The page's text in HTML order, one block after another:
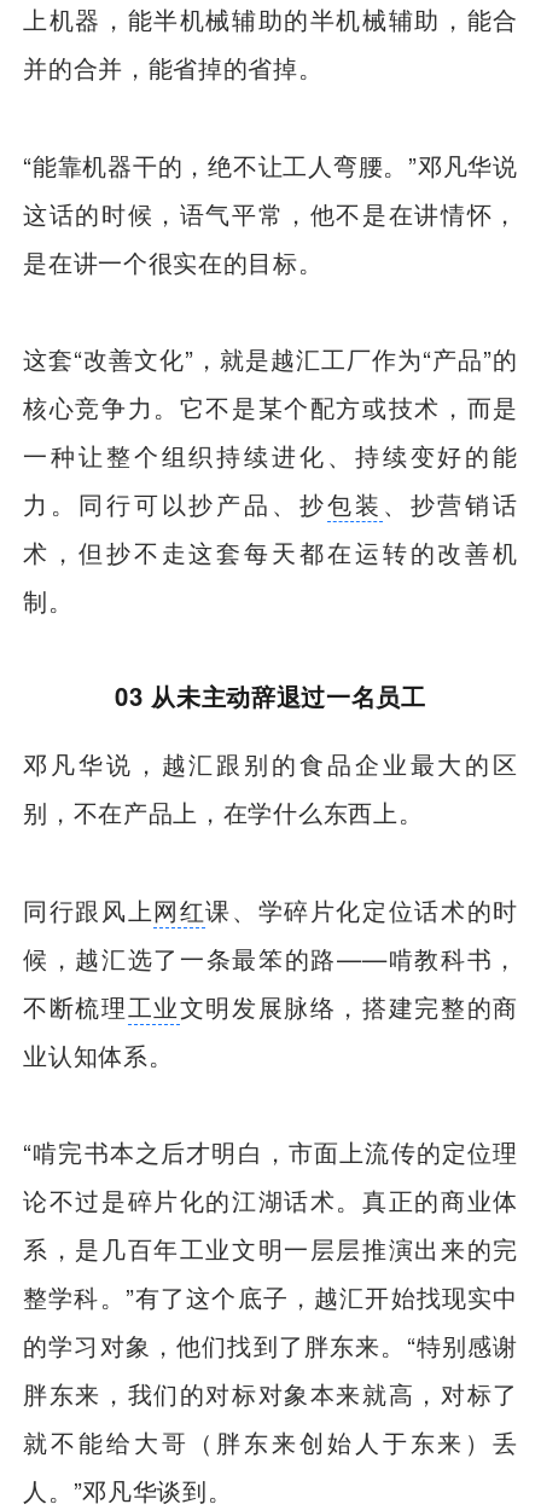
上机器，能半机械辅助的半机械辅助，能合
并的合并，能省掉的省掉。
“能靠机器干的，绝不让工人弯腰。”邓凡华说
这话的时候，语气平常，他不是在讲情怀，
是在讲一个很实在的目标。
这套“改善文化”，就是越汇工厂作为“产品”的
核心竞争力。它不是某个配方或技术，而是
一种让整个组织持续进化、持续变好的能
力。同行可以抄产品、抄包装 、抄营销话
术，但抄不走这套每天都在运转的改善机
制。
03 从未主动辞退过一名员工
邓凡华说，越汇跟别的食品企业最大的区
别，不在产品上，在学什么东西上。
同行跟风上网红课、学碎片化定位话术的时
候，越汇选了一条最笨的路——啃教科书，
不断梳理工业文明发展脉络，搭建完整的商
业认知体系。
“啃完书本之后才明白，市面上流传的定位理
论不过是碎片化的江湖话术。真正的商业体
系，是几百年工业文明一层层推演出来的完
整学科。”有了这个底子，越汇开始找现实中
的学习对象，他们找到了胖东来。“特别感谢
胖东来，我们的对标对象本来就高，对标了
就不能给大哥（胖东来创始人于东来）丢
人。”邓凡华谈到。